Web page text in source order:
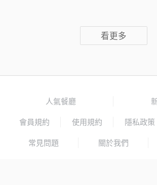
看更多
人氣餐廳
會員規約 使用規約 隱私政策
常見問題 關於我們